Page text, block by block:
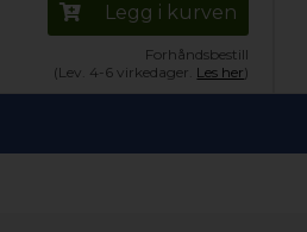
Legg i kurven
Forhåndsbestill
(Lev. 4-6 virkedager. Les her)